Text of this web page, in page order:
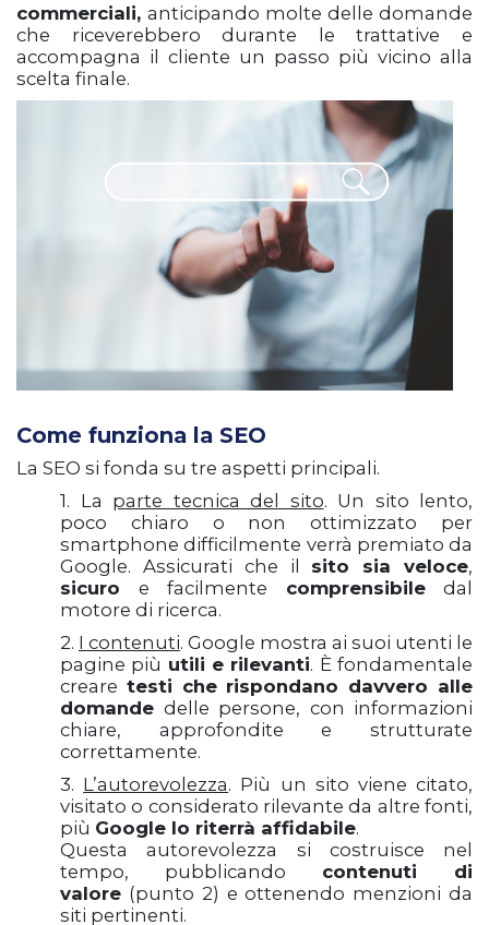
commerciali, anticipando molte delle domande
che riceverebbero durante le trattative e
accompagna il cliente un passo più vicino alla
scelta finale.
Come funziona la SEO
La SEO si fonda su tre aspetti principali.
1. La parte tecnica del sito. Un sito lento,
poco chiaro o non ottimizzato per
smartphone difficilmente verrà premiato da
Google. Assicurati che il sito sia veloce,
sicuro e facilmente comprensibiledal
motore di ricerca.
2. I contenuti. Google mostra ai suoi utenti le
pagine più utili e rilevanti. È fondamentale
creare testi che rispondano davvero alle
domande delle persone, con informazioni
chiare, approfondite e strutturate
correttamente.
3. L’autorevolezza. Più un sito viene citato,
visitato o considerato rilevante da altre fonti,
più Google lo riterrà affidabile.
Questa autorevolezza si costruisce nel
tempo, pubblicando contenuti di
valore (punto 2) e ottenendo menzioni da
siti pertinenti.